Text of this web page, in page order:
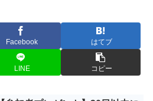
Facebook はてブ
LINE コピー